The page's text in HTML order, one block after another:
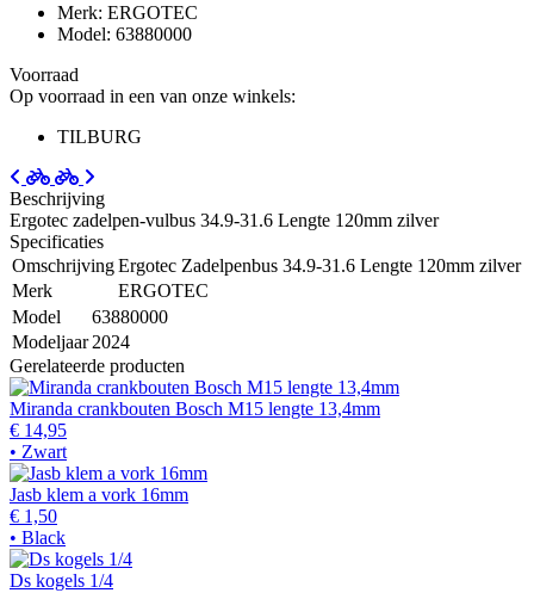
Merk: ERGOTEC
Model: 63880000
Voorraad
Op voorraad in een van onze winkels:
TILBURG
Beschrijving
Ergotec zadelpen-vulbus 34.9-31.6 Lengte 120mm zilver
Specificaties
OmschrijvingErgotec Zadelpenbus 34.9-31.6 Lengte 120mm zilver
Merk
ERGOTEC
Model
63880000
Modeljaar 2024
Gerelateerde producten
Miranda crankbouten Bosch M15 lengte 13,4mm
€ 14,95
• Zwart
Jasb klem a vork 16mm
€ 1,50
• Black
Ds kogels 1/4